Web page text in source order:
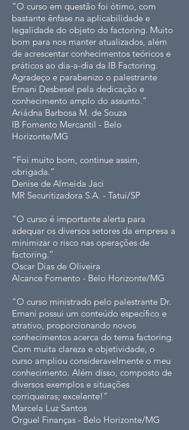
“O curso em questão foi ótimo, com
bastante ênfase na aplicabilidade e
legalidade do objeto do factoring. Muito
bom para nos manter atualizados, além
de acrescentar conhecimentos teóricos e
práticos ao dia-a-dia da IB Factoring.
Agradeço e parabenizo o palestrante
Ernani Desbesel pela dedicação e
conhecimento amplo do assunto.”
Ariádna Barbosa M. de Souza
IB Fomento Mercantil - Belo
Horizonte/MG
“Foi muito bom, continue assim,
obrigada.”
Denise de Almeida Jaci
MR Securitizadora S.A. - Tatuí/SP
“O curso é importante alerta para
adequar os diversos setores da empresa a
minimizar o risco nas operações de
factoring.”
Oscar Dias de Oliveira
Alcance Fomento - Belo Horizonte/MG
“O curso ministrado pelo palestrante Dr.
Ernani possui um conteúdo específico e
atrativo, proporcionando novos
conhecimentos acerca do tema factoring.
Com muita clareza e objetividade, o
curso ampliou consideravelmente o meu
conhecimento. Além disso, composto de
diversos exemplos e situações
corriqueiras; excelente!”
Marcela Luz Santos
Orguel Finanças - Belo Horizonte/MG